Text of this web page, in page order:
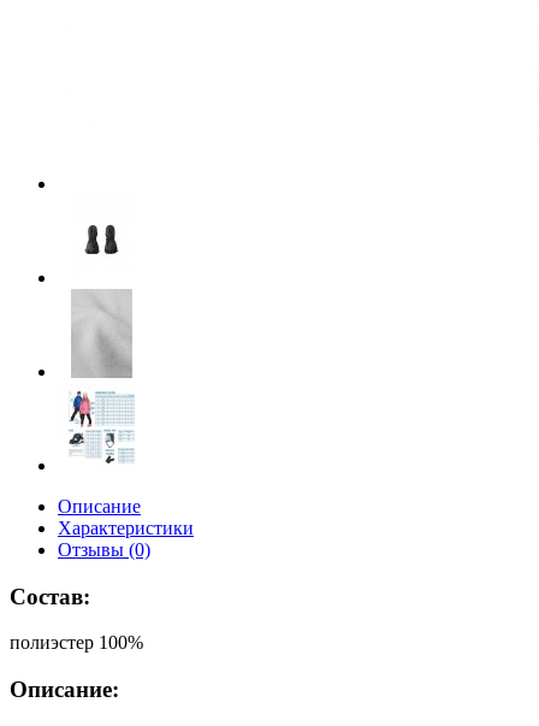
Описание
Характеристики
Отзывы (0)
Состав:
полиэстер 100%
Описание: